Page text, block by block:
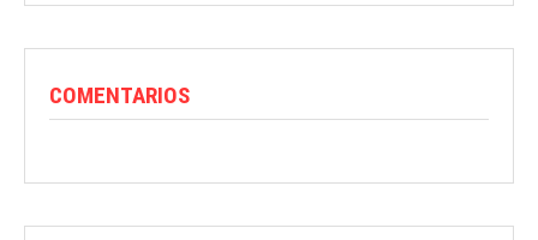
COMENTARIOS